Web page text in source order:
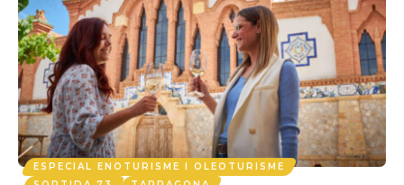
ESPECIAL ENOTURISME I OLEOTURISME